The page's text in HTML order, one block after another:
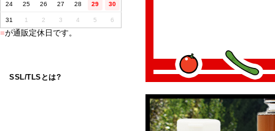
24 25 26 27 28 29 30
31 1 2 3 4 5 6
■が通販定休日です。
SSL/TLSとは?